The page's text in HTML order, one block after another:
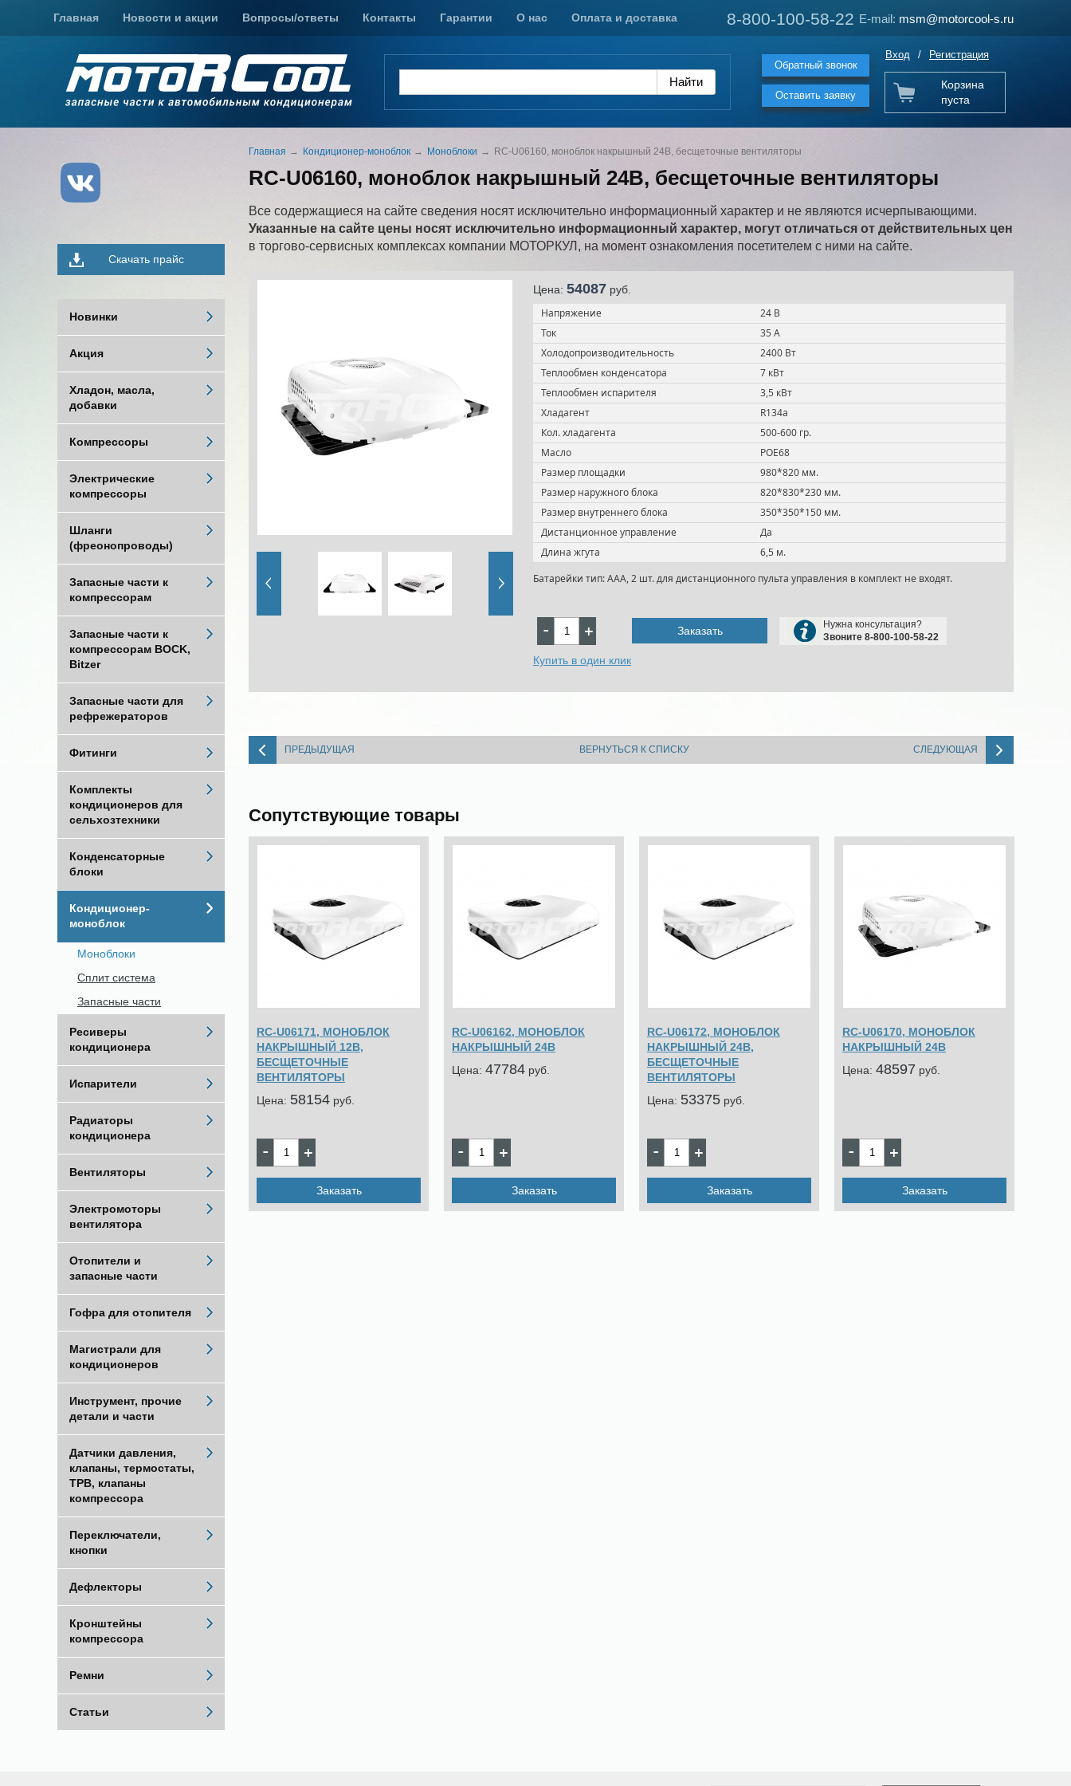
8-800-100-58-22 E-mail: msm@motorcool-s.ru
Обратный звонок
Оставить заявку
8-800-100-58-22 E-mail: msm@motorcool-s.ru
Главная Новости и акции Вопросы/ответы Контакты Гарантии О нас Оплата и доставка
Вход / Регистрация
Корзина
пуста
Главная Кондиционер-моноблок Моноблоки RC-U06160, моноблок накрышный 24В, бесщеточные вентиляторы
RC-U06160, моноблок накрышный 24В, бесщеточные вентиляторы
Все содержащиеся на сайте сведения носят исключительно информационный характер и не являются исчерпывающими.
Указанные на сайте цены носят исключительно информационный характер, могут отличаться от действительных цен
в торгово-сервисных комплексах компании МОТОРКУЛ, на момент ознакомления посетителем с ними на сайте.
Цена: 54087 pуб.
Напряжение
24 В
Ток
35 А
Холодопроизводительность
2400 Вт
Теплообмен конденсатора
7 кВт
Теплообмен испарителя
3,5 кВт
Хладагент
R134a
Кол. хладагента
500-600 гр.
Масло
POE68
Размер площадки
980*820 мм.
Размер наружного блока
820*830*230 мм.
Размер внутреннего блока
350*350*150 мм.
Дистанционное управление
Да
Длина жгута
6,5 м.
Батарейки тип: ААА, 2 шт. для дистанционного пульта управления в комплект не входят.
Заказать
Нужна консультация?
Звоните 8-800-100-58-22
Купить в один клик
ПРЕДЫДУЩАЯ ВЕРНУТЬСЯ К СПИСКУ СЛЕДУЮЩАЯ
Сопутствующие товары
RC-U06171, МОНОБЛОК
НАКРЫШНЫЙ 12В,
БЕСЩЕТОЧНЫЕ
ВЕНТИЛЯТОРЫ
Цена: 58154 pуб.
Заказать
RC-U06162, МОНОБЛОК
НАКРЫШНЫЙ 24В
Цена: 47784 pуб.
Заказать
RC-U06172, МОНОБЛОК
НАКРЫШНЫЙ 24В,
БЕСЩЕТОЧНЫЕ
ВЕНТИЛЯТОРЫ
Цена: 53375 pуб.
Заказать
RC-U06170, МОНОБЛОК
НАКРЫШНЫЙ 24В
Цена: 48597 pуб.
Заказать
Скачать прайс
Новинки
Акция
Хладон, масла,
добавки
Компрессоры
Электрические
компрессоры
Шланги
(фреонопроводы)
Запасные части к
компрессорам
Запасные части к
компрессорам BOCK,
Bitzer
Запасные части для
рефрежераторов
Фитинги
Комплекты
кондиционеров для
сельхозтехники
Конденсаторные
блоки
Кондиционер-
моноблок
Моноблоки
Сплит система
Запасные части
Ресиверы
кондиционера
Испарители
Радиаторы
кондиционера
Вентиляторы
Электромоторы
вентилятора
Отопители и
запасные части
Гофра для отопителя
Магистрали для
кондиционеров
Инструмент, прочие
детали и части
Датчики давления,
клапаны, термостаты,
ТРВ, клапаны
компрессора
Переключатели,
кнопки
Дефлекторы
Кронштейны
компрессора
Ремни
Статьи